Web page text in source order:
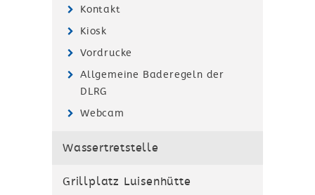
Kontakt
Kiosk
Vordrucke
Allgemeine Baderegeln der
DLRG
Webcam
Wassertretstelle
Grillplatz Luisenhütte